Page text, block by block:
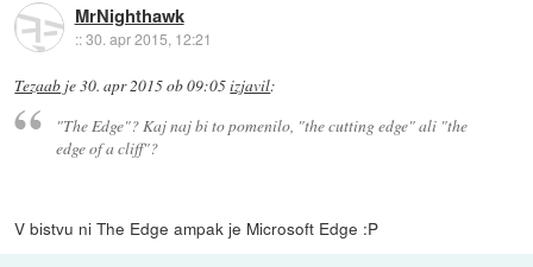
MrNighthawk
::30. apr 2015, 12:21
Tezaab je30. apr 2015 ob 09:05izjavil:
"The Edge"? Kaj naj bi to pomenilo, "the cutting edge" ali "the
edge of a cliff"?
V bistvu ni The Edge ampak je Microsoft Edge :P